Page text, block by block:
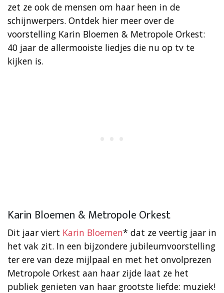
zet ze ook de mensen om haar heen in de
schijnwerpers. Ontdek hier meer over de
voorstelling Karin Bloemen & Metropole Orkest:
40 jaar de allermooiste liedjes die nu op tv te
kijken is.
Karin Bloemen & Metropole Orkest
Dit jaar viert Karin Bloemen* dat ze veertig jaar in
het vak zit. In een bijzondere jubileumvoorstelling
ter ere van deze mijlpaal en met het onvolprezen
Metropole Orkest aan haar zijde laat ze het
publiek genieten van haar grootste liefde: muziek!